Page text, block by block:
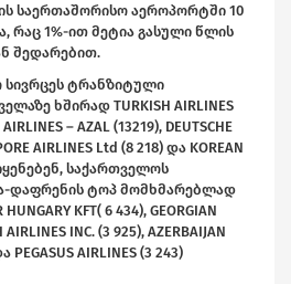
საერთაშორისო აეროპორტში 10
რაც 1%-ით მეტია გასული წლის
შედარებით.
სივრცეს ტრანზიტული
ხშირად TURKISH AIRLINES
– AZAL (13219), DEUTSCHE
AIRLINES Ltd (8 218) და KOREAN
იყენებენ, საქართველოს
დაფრენის ტოპ მომხმარებლად
KFT( 6 434), GEORGIAN
INC. (3 925), AZERBAIJAN
PEGASUS AIRLINES (3 243)